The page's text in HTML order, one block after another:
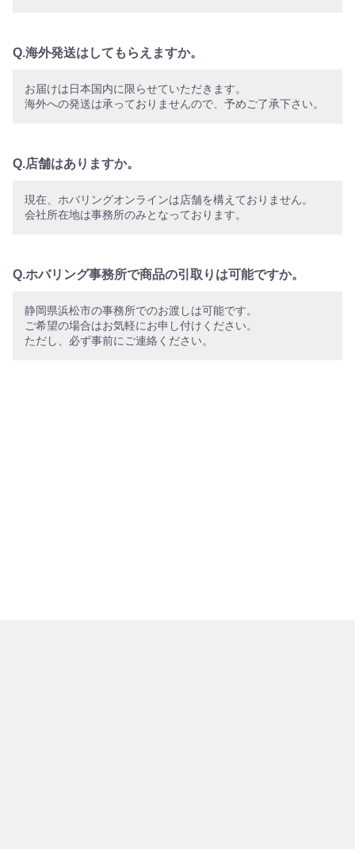
Q.海外発送はしてもらえますか。
お届けは日本国内に限らせていただきます。
海外への発送は承っておりませんので、予めご了承下さい。
Q.店舗はありますか。
現在、ホバリングオンラインは店舗を構えておりません。
会社所在地は事務所のみとなっております。
Q.ホバリング事務所で商品の引取りは可能ですか。
静岡県浜松市の事務所でのお渡しは可能です。
ご希望の場合はお気軽にお申し付けください。
ただし、必ず事前にご連絡ください。